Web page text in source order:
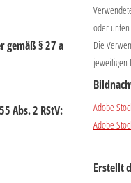
gemäß § 27 a
Abs. 2 RStV:
oder
Die
jeweiligen
Adobe
Adobe
Erstellt